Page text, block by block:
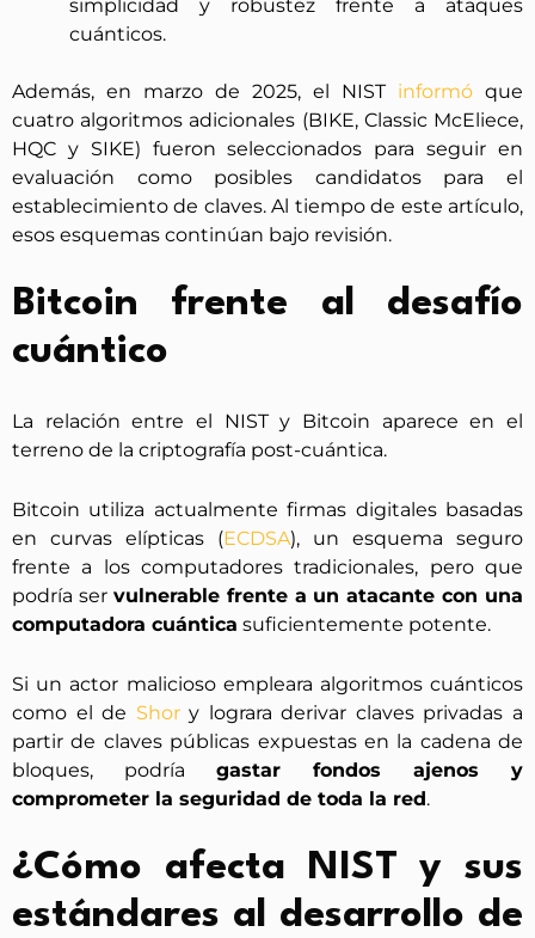
simplicidad y robustez frente a ataques
cuánticos.
Además, en marzo de 2025, el NIST informó que
cuatro algoritmos adicionales (BIKE, Classic McEliece,
HQC y SIKE) fueron seleccionados para seguir en
evaluación como posibles candidatos para el
establecimiento de claves. Al tiempo de este artículo,
esos esquemas continúan bajo revisión.
Bitcoin frente al desafío
cuántico
La relación entre el NIST y Bitcoin aparece en el
terreno de la criptografía post-cuántica.
Bitcoin utiliza actualmente firmas digitales basadas
en curvas elípticas (ECDSA), un esquema seguro
frente a los computadores tradicionales, pero que
podría ser vulnerable frente a un atacante con una
computadora cuántica suficientemente potente.
Si un actor malicioso empleara algoritmos cuánticos
como el de Shory lograra derivar claves privadas a
partir de claves públicas expuestas en la cadena de
bloques, podría gastar fondos ajenos y
comprometer la seguridad de toda la red.
¿Cómo afecta NIST y sus
estándares al desarrollo de